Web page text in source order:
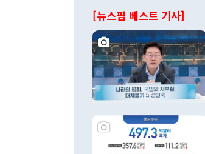
[뉴스핌 베스트 기사]